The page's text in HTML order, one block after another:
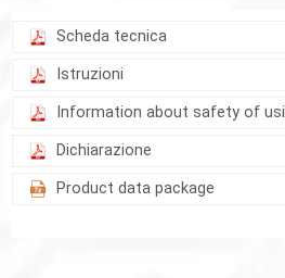
Scheda tecnica
Istruzioni
Information about safety of
Dichiarazione
Product data package